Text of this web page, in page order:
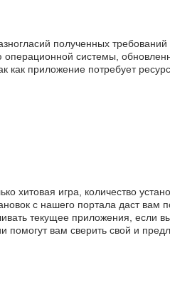
полученных
операционной системы,
как приложение потребует
хитовая игра, количество
с нашего портала даст вам
текущее приложения, если
помогут вам сверить свой и